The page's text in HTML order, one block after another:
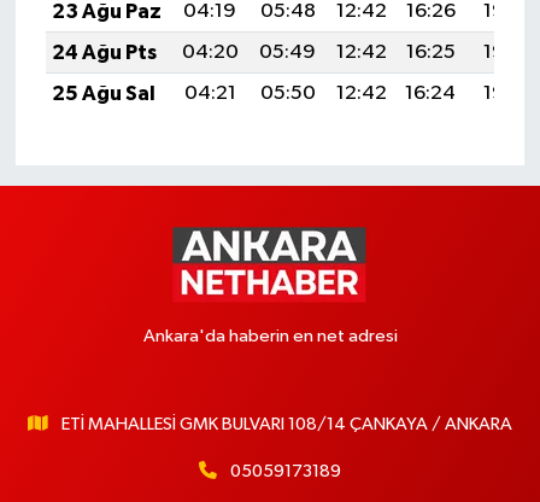
23 Ağu Paz
04:19 05:48 12:42 16:26
19:26
24 Ağu Pts
04:20 05:49 12:42 16:25
19:25
25 Ağu Sal
04:21 05:50 12:42 16:24 19:23
Ankara'da haberin en net adresi
ETİ MAHALLESİ GMK BULVARI 108/14 ÇANKAYA / ANKARA
05059173189